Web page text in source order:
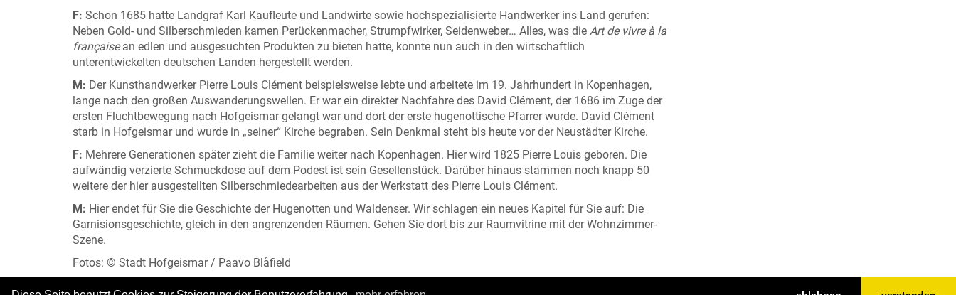
F: Schon 1685 hatte Landgraf Karl Kaufleute und Landwirte sowie hochspezialisierte Handwerker ins Land gerufen:
Neben Gold- und Silberschmieden kamen Perückenmacher, Strumpfwirker, Seidenweber… Alles, was die Art de vivre à la
françaisean edlen und ausgesuchten Produkten zu bieten hatte, konnte nun auch in den wirtschaftlich
unterentwickelten deutschen Landen hergestellt werden.
M: Der Kunsthandwerker Pierre Louis Clément beispielsweise lebte und arbeitete im 19. Jahrhundert in Kopenhagen,
lange nach den großen Auswanderungswellen. Er war ein direkter Nachfahre des David Clément, der 1686 im Zuge der
ersten Fluchtbewegung nach Hofgeismar gelangt war und dort der erste hugenottische Pfarrer wurde. David Clément
starb in Hofgeismar und wurde in „seiner“ Kirche begraben. Sein Denkmal steht bis heute vor der Neustädter Kirche.
F: Mehrere Generationen später zieht die Familie weiter nach Kopenhagen. Hier wird 1825 Pierre Louis geboren. Die
aufwändig verzierte Schmuckdose auf dem Podest ist sein Gesellenstück. Darüber hinaus stammen noch knapp 50
weitere der hier ausgestellten Silberschmiedearbeiten aus der Werkstatt des Pierre Louis Clément.
M: Hier endet für Sie die Geschichte der Hugenotten und Waldenser. Wir schlagen ein neues Kapitel für Sie auf: Die
Garnisionsgeschichte, gleich in den angrenzenden Räumen. Gehen Sie dort bis zur Raumvitrine mit der Wohnzimmer-
Szene.
Fotos: © Stadt Hofgeismar / Paavo Blåfield